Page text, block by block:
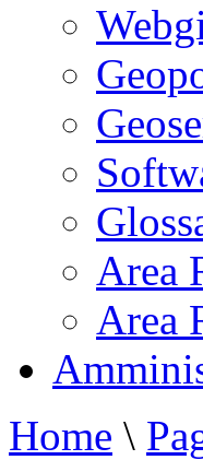
Area
Area
Home \